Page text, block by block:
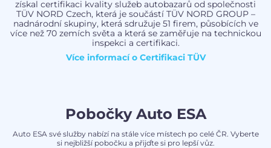
získal certifikaci kvality služeb autobazarů od společnosti
TÜV NORD Czech, která je součástí TÜV NORD GROUP –
nadnárodní skupiny, která sdružuje 51 firem, působících ve
více než 70 zemích světa a která se zaměřuje na technickou
inspekci a certifikaci.
Více informací o Certifikaci TÜV
Pobočky Auto ESA
Auto ESA své služby nabízí na stále více místech po celé ČR. Vyberte
si nejbližší pobočku a přijďte si pro lepší vůz.